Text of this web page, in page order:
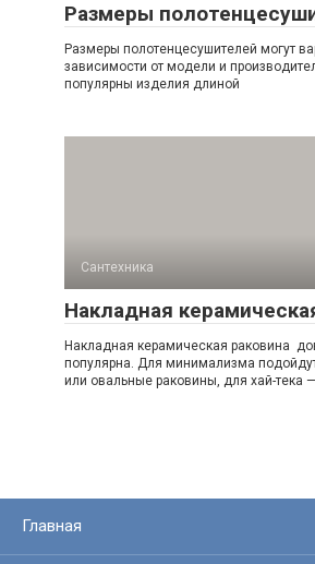
Размеры
Размеры полотенцесушителей могут
зависимости от модели и
популярны изделия длиной
Сантехника
Накладная
Накладная керамическая раковина
популярна. Для минимализма
или овальные раковины, для хай-тека —
Главная